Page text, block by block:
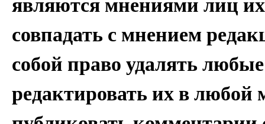
совпадать с мнением
собой право удалять
редактировать их в